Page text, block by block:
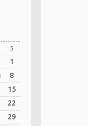
S
1
8
15
22
29